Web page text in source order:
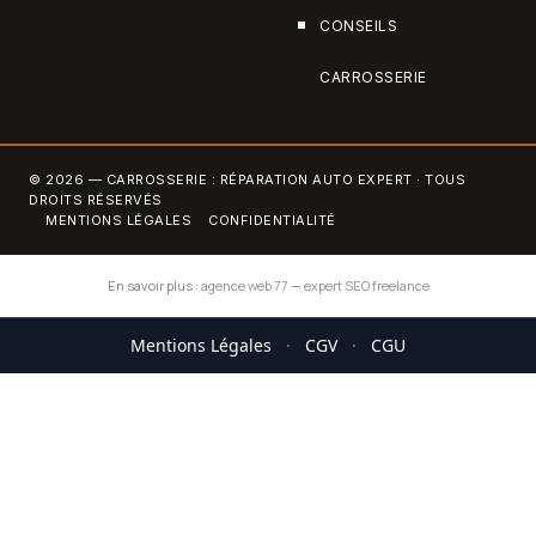
CONSEILS
CARROSSERIE
© 2026 — CARROSSERIE : RÉPARATION AUTO EXPERT · TOUS
DROITS RÉSERVÉS
MENTIONS LÉGALES
CONFIDENTIALITÉ
En savoir plus : agence web 77 — expert SEO freelance
Mentions Légales · CGV · CGU